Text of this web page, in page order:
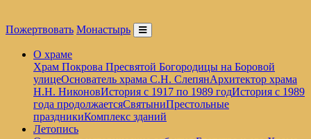
Пожертвовать Монастырь
О храме
Храм Покрова Пресвятой Богородицы на Боровой
улицеОснователь храма С.Н. СлепянАрхитектор храма
Н.Н. НиконовИстория с 1917 по 1989 годИстория с 1989
года продолжаетсяСвятыниПрестольные
праздникиКомплекс зданий
Летопись